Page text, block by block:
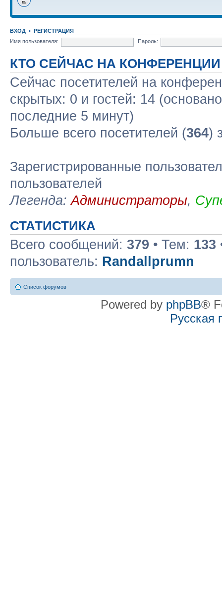
ВХОД • РЕГИСТРАЦИЯ
Имя пользователя:
Пароль:
КТО СЕЙЧАС НА КОНФЕРЕНЦИИ
Сейчас посетителей на
скрытых: 0 и гостей: 14
последние 5 минут)
Больше всего посетителей (364)
Зарегистрированные
пользователей
Легенда:Администраторы,
СТАТИСТИКА
Всего сообщений: 379 • Тем: 133
пользователь: Randallprumn
Список форумов
Powered by phpBB®
Русская